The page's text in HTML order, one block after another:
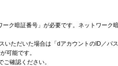
ク暗証番号」が必要です。ネットワーク
いただいた場合は「dアカウントのID／パ
可能です。
ご確認ください。